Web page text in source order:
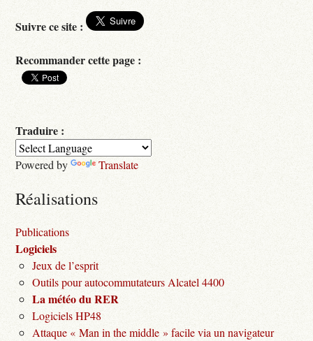
Suivre ce site :
Recommander cette page :
Traduire :
Powered by Translate
Réalisations
Publications
Logiciels
Jeux de l’esprit
Outils pour autocommutateurs Alcatel 4400
La météo du RER
Logiciels HP48
Attaque « Man in the middle » facile via un navigateur